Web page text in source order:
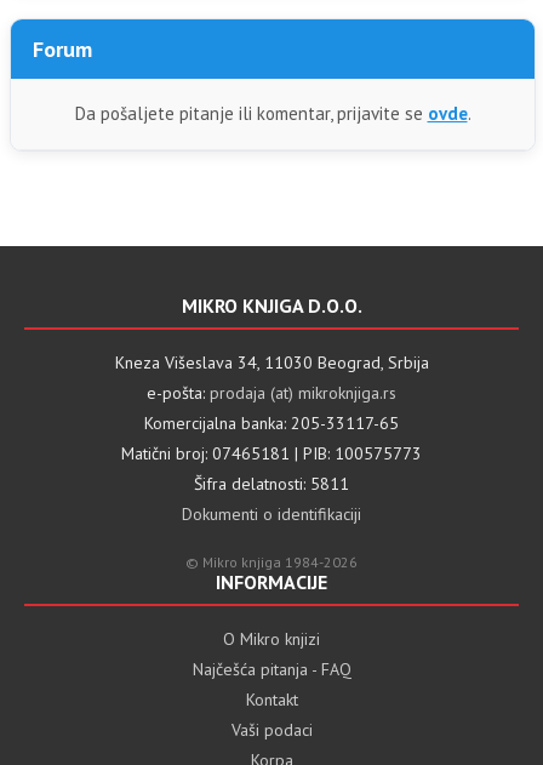
Forum
Da pošaljete pitanje ili komentar, prijavite se ovde.
MIKRO KNJIGA D.O.O.
Kneza Višeslava 34, 11030 Beograd, Srbija
e-pošta: prodaja (at) mikroknjiga.rs
Komercijalna banka: 205-33117-65
Matični broj: 07465181 | PIB: 100575773
Šifra delatnosti: 5811
Dokumenti o identifikaciji
© Mikro knjiga 1984-2026
INFORMACIJE
O Mikro knjizi
Najčešća pitanja - FAQ
Kontakt
Vaši podaci